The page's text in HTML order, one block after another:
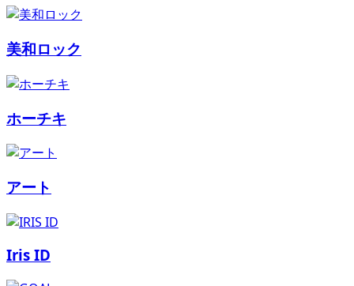
美和ロック
ホーチキ
アート
Iris ID